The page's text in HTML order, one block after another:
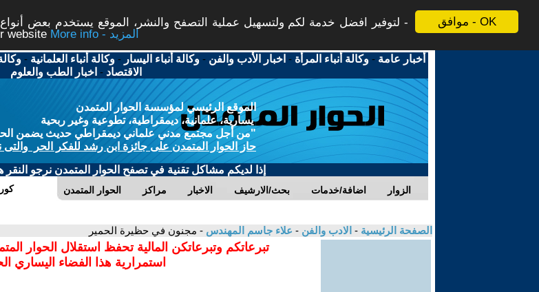
موافق - OK
لتوفير افضل خدمة لكم ولتسهيل عملية التصفح والنشر، الموقع يستخدم بعض
website
More info - المزيد
أخبار عامة -وكالة أنباء المرأة - اخبار الأدب والفن -وكالة أنباء اليسار -وكالة أنباء العلمانية -
الاقتصاد - اخبار الطب والعلوم
الموقع الرئيسي لمؤسسة الحوار المتمدن
يسارية، علمانية، ديمقراطية، تطوعية وغير ربحية
"من أجل مجتمع مدني علماني ديمقراطي حديث يضمن
حاز الحوار المتمدن على جائزة ابن رشد للفكر الحر والتى
إذا لديكم مشاكل تقنية في تصفح الحوار المتمدن نرجو النقر
الحوار المتمدن مراكز الاخبار بحث/الارشيف اضافة/خدمات الزوار
الصفحة الرئيسية - الادب والفن - علاء جاسم المهندس - مجنون في حظيرة الحمير
تبرعاتكم وتبرعاتكن المالية تحفظ استقلال الحوار
استمرارية هذا الفضاء اليساري